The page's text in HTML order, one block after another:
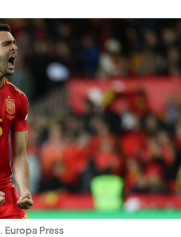
. Europa Press